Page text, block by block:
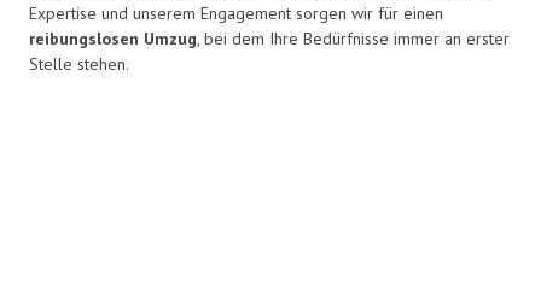
Expertise und unserem Engagement sorgen wir für einen
reibungslosen Umzug, bei dem Ihre Bedürfnisse immer an erster
Stelle stehen.